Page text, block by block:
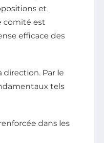
et
comité est
efficace des
direction. Par le
tels
dans les